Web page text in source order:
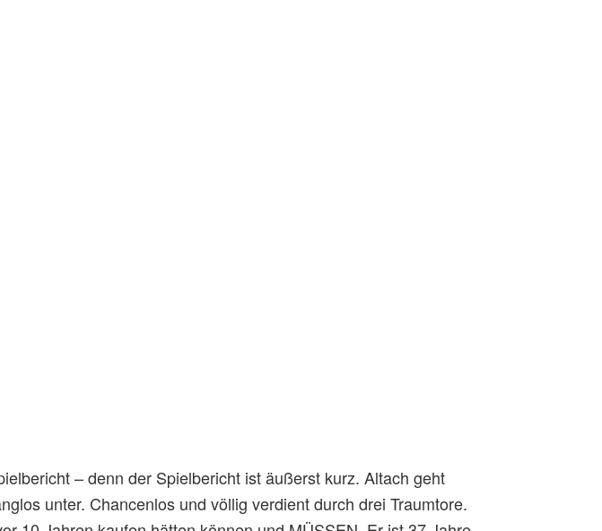
– denn der Spielbericht ist äußerst kurz. Altach geht
unter. Chancenlos und völlig verdient durch drei Traumtore.